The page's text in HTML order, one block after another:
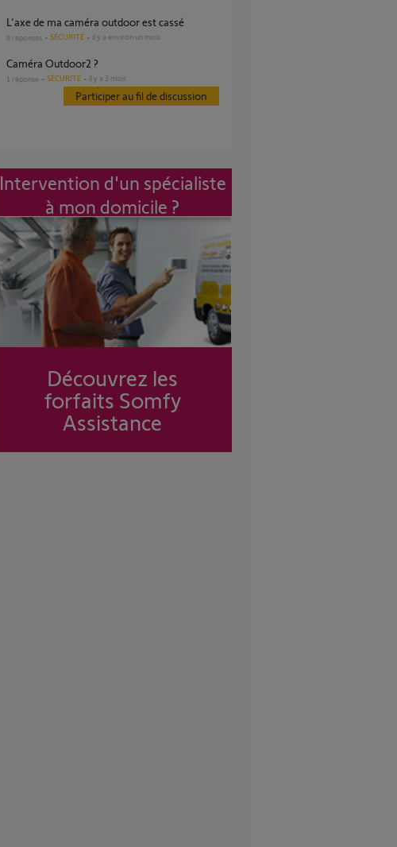
L'axe de ma caméra outdoor est cassé
6 réponses SÉCURITÉ il y a environ un mois
Caméra Outdoor2 ?
1 réponse SÉCURITÉ il y a 3 mois
Participer au fil de discussion
Intervention d'un spécialiste
à mon domicile ?
Découvrez les
forfaits Somfy
Assistance